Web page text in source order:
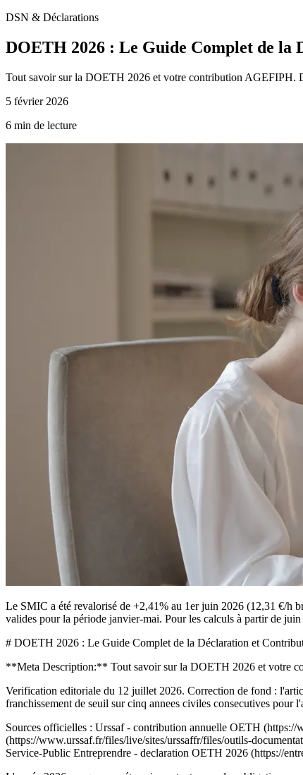
DSN & Déclarations
DOETH 2026 : Le Guide Complet de
Tout savoir sur la DOETH 2026 et votre contribution AGEFIPH.
5 février 2026
6 min de lecture
Le SMIC a été revalorisé de +2,41% au 1er juin 2026 (12,31 €/h
valides pour la période janvier-mai. Pour les calculs à partir de
# DOETH 2026 : Le Guide Complet de la Déclaration et
**Meta Description:** Tout savoir sur la DOETH 2026 et votre
Verification editoriale du 12 juillet 2026. Correction de fond :
franchissement de seuil sur cinq annees civiles consecutives
Sources officielles : Urssaf - contribution annuelle OETH
(https://www.urssaf.fr/files/live/sites/urssaffr/files/outils-
Service-Public Entreprendre - declaration OETH 2026 (https://